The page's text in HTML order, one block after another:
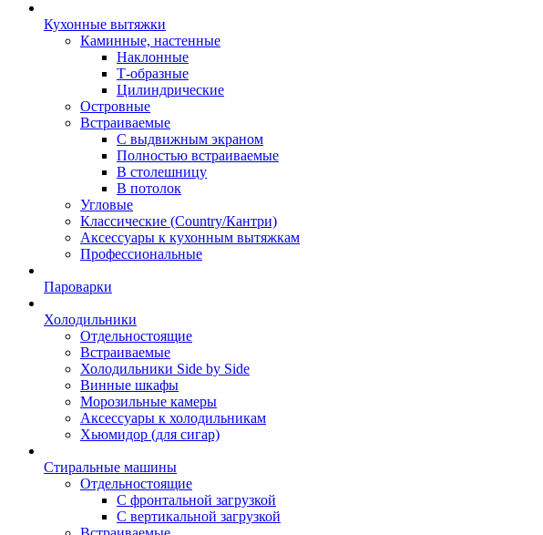
Кухонные вытяжки
Каминные, настенные
Наклонные
Т-образные
Цилиндрические
Островные
Встраиваемые
С выдвижным экраном
Полностью встраиваемые
В столешницу
В потолок
Угловые
Классические (Country/Кантри)
Аксессуары к кухонным вытяжкам
Профессиональные
Пароварки
Холодильники
Отдельностоящие
Встраиваемые
Холодильники Side by Side
Винные шкафы
Морозильные камеры
Аксессуары к холодильникам
Хьюмидор (для сигар)
Стиральные машины
Отдельностоящие
С фронтальной загрузкой
С вертикальной загрузкой